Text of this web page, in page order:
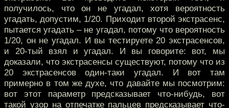
получилось, что он не угадал, хотя вероятность
угадать, допустим, 1/20. Приходит второй экстрасенс,
пытается угадать – не угадал, потому что вероятность
1/20, он не угадал. И вы тестируете 20 экстрасенсов,
и 20-тый взял и угадал. И вы говорите: вот, мы
доказали, что экстрасенсы существуют, потому что из
20 экстрасенсов один-таки угадал. И вот там
примерно в том же духе, что давайте мы посмотрим:
вот этот параметр предсказывает что-нибудь, вот
такой узор на отпечатке пальцев предсказывает что-